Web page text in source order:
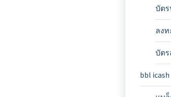
บัตร
ลง
บัต
bbl icash